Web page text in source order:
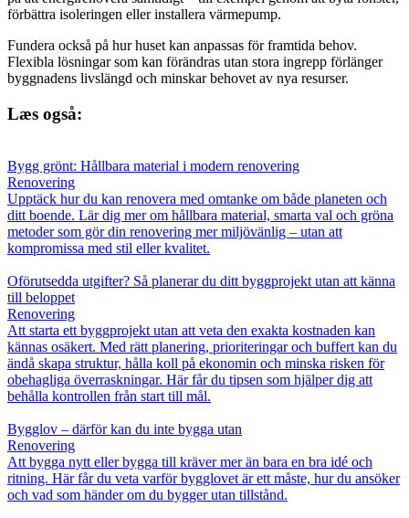
förbättra isoleringen eller installera värmepump.
Fundera också på hur huset kan anpassas för framtida behov.
Flexibla lösningar som kan förändras utan stora ingrepp förlänger
byggnadens livslängd och minskar behovet av nya resurser.
Læs også:
Bygg grönt: Hållbara material i modern renovering
Renovering
Upptäck hur du kan renovera med omtanke om både planeten och
ditt boende. Lär dig mer om hållbara material, smarta val och gröna
metoder som gör din renovering mer miljövänlig – utan att
kompromissa med stil eller kvalitet.
Oförutsedda utgifter? Så planerar du ditt byggprojekt utan att känna
till beloppet
Renovering
Att starta ett byggprojekt utan att veta den exakta kostnaden kan
kännas osäkert. Med rätt planering, prioriteringar och buffert kan du
ändå skapa struktur, hålla koll på ekonomin och minska risken för
obehagliga överraskningar. Här får du tipsen som hjälper dig att
behålla kontrollen från start till mål.
Bygglov – därför kan du inte bygga utan
Renovering
Att bygga nytt eller bygga till kräver mer än bara en bra idé och
ritning. Här får du veta varför bygglovet är ett måste, hur du ansöker
och vad som händer om du bygger utan tillstånd.